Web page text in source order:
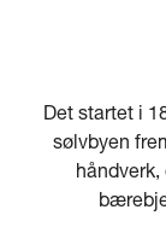
Det startet i
sølvbyen